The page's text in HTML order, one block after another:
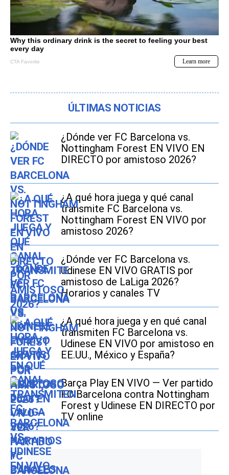
ÚLTIMAS NOTICIAS
¿Dónde ver FC Barcelona vs.
Nottingham Forest EN VIVO EN
DIRECTO por amistoso 2026?
¿A qué hora juega y qué canal
transmite FC Barcelona vs.
Nottingham Forest EN VIVO por
amistoso 2026?
¿Dónde ver FC Barcelona vs.
Udinese EN VIVO GRATIS por
amistoso de LaLiga 2026?
Horarios y canales TV
¿A qué hora juega y en qué canal
transmiten FC Barcelona vs.
Udinese EN VIVO por amistoso en
EE.UU., México y España?
Barça Play EN VIVO — Ver partido
FC Barcelona contra Nottingham
Forest y Udinese EN DIRECTO por
TV online